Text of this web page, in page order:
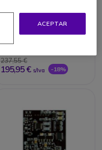
MyPBX Modulo B2
237,55 €
195,95 € s/Iva -18%
ACEPTAR